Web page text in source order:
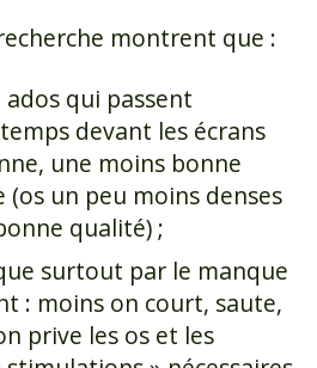
montrent que :
qui passent
devant les écrans
une moins bonne
(os un peu moins denses
qualité) ;
surtout par le manque
: moins on court, saute,
prive les os et les